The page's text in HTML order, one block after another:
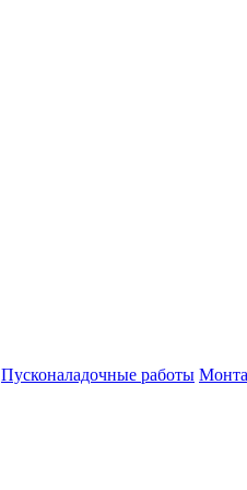
Пусконаладочные работы